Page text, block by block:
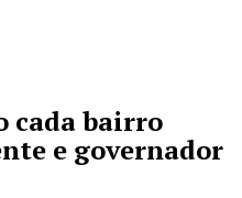
cada bairro
e governador